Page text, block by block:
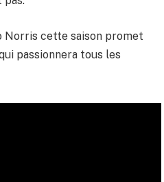
Norris cette saison promet
passionnera tous les